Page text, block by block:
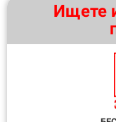
Ищете